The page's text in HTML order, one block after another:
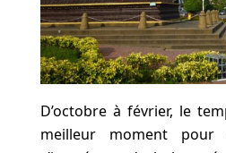
D’octobre à février, le
meilleur moment